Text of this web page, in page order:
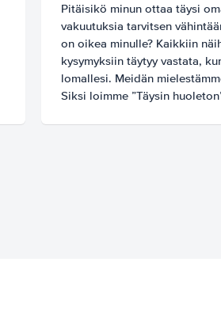
Pitäisikö minun ottaa täysi
vakuutuksia tarvitsen
on oikea minulle? Kaikkiin
kysymyksiin täytyy vastata,
lomallesi. Meidän
Siksi loimme ”Täysin